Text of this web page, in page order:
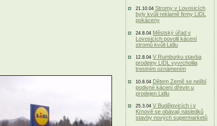
21.10.04 Stromy v Lovosicích
byly kvůli reklamě firmy LIDL
pokáceny
24.8.04 Městský úřad v
Lovosicích povolil kácení
stromů kvůli Lidlu
12.8.04 V Rumburku stavba
prodejny LIDL vyvrcholila
trestním oznámením
10.8.04 Dětem Země se nelíbí
podivné kácení dřevin u
prodejen Lidlu
25.3.04 V Budějovicích i v
Krnově se obávají následků
stavby nových supermarketů